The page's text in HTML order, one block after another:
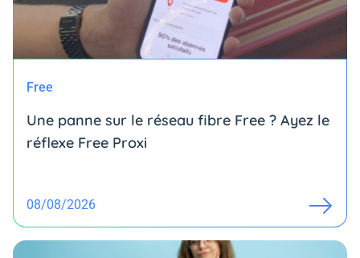
Free
Une panne sur le réseau fibre Free ? Ayez le
réflexe Free Proxi
08/08/2026